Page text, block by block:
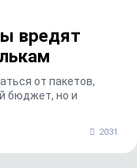
вредят
от пакетов,
бюджет, но и
2031